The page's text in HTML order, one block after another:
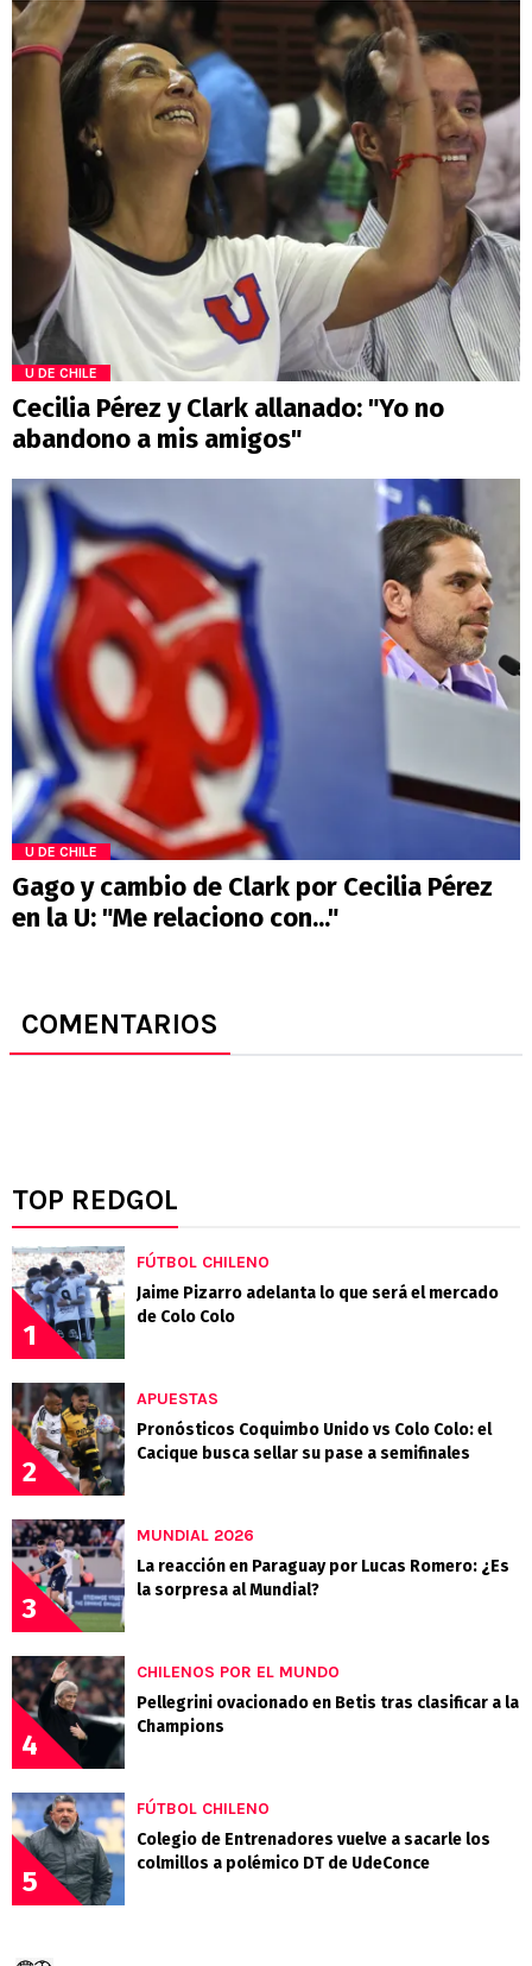
U DE CHILE
Cecilia Pérez y Clark allanado: "Yo no
abandono a mis amigos"
U DE CHILE
Gago y cambio de Clark por Cecilia Pérez
en la U: "Me relaciono con..."
COMENTARIOS
TOP REDGOL
1
FÚTBOL CHILENO
Jaime Pizarro adelanta lo que será el mercado
de Colo Colo
2
APUESTAS
Pronósticos Coquimbo Unido vs Colo Colo: el
Cacique busca sellar su pase a semifinales
3
MUNDIAL 2026
La reacción en Paraguay por Lucas Romero: ¿Es
la sorpresa al Mundial?
4
CHILENOS POR EL MUNDO
Pellegrini ovacionado en Betis tras clasificar a la
Champions
5
FÚTBOL CHILENO
Colegio de Entrenadores vuelve a sacarle los
colmillos a polémico DT de UdeConce